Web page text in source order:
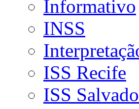
Informativo
INSS
ISS Recife
ISS